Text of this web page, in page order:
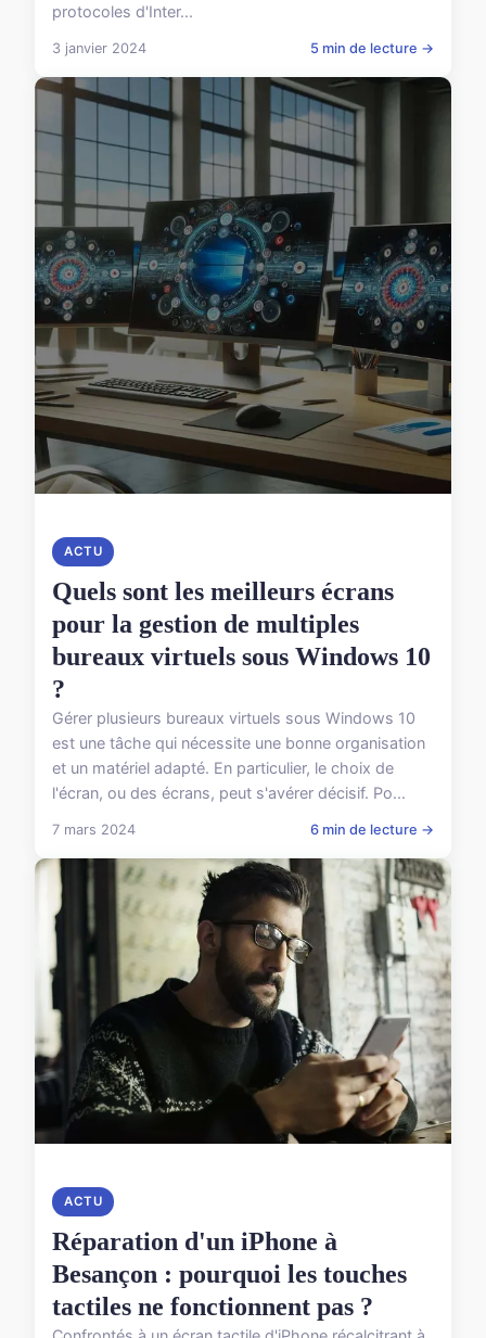
protocoles d'Inter...
3 janvier 2024 5 min de lecture →
ACTU
Quels sont les meilleurs écrans
pour la gestion de multiples
bureaux virtuels sous Windows 10
?
Gérer plusieurs bureaux virtuels sous Windows 10
est une tâche qui nécessite une bonne organisation
et un matériel adapté. En particulier, le choix de
l'écran, ou des écrans, peut s'avérer décisif. Po...
7 mars 2024 6 min de lecture →
ACTU
Réparation d'un iPhone à
Besançon : pourquoi les touches
tactiles ne fonctionnent pas ?